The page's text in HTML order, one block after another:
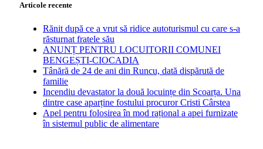
Articole recente
Rănit după ce a vrut să ridice autoturismul cu care s-a
răsturnat fratele său
ANUNȚ PENTRU LOCUITORII COMUNEI
BENGEȘTI-CIOCADIA
Tânără de 24 de ani din Runcu, dată dispărută de
familie
Incendiu devastator la două locuințe din Scoarța. Una
dintre case aparține fostului procuror Cristi Cârstea
Apel pentru folosirea în mod rațional a apei furnizate
în sistemul public de alimentare